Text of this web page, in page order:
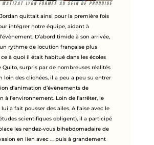
Watizat Lyon formée au sein de prODDige
Jordan quittait ainsi pour la première fois
intégrer notre équipe, aidant à
D’abord timide à son arrivée,
rythme de locution française plus
à quoi il était habitué dans les écoles
Quito, surpris par de nombreuses réalités
loin des clichées, il a peu a peu su entrer
d’animation d’évènements de
à l’environnement. Loin de l’arrêter, le
a fait pousser des ailes. A l’aise avec le
scientifiques obligent), il a participé
les rendez-vous bihebdomadaire de
en lien avec … puis à grandement